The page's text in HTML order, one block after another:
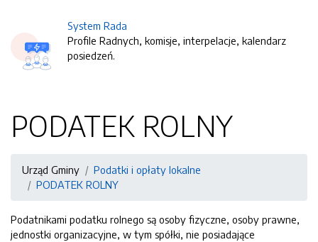
System Rada
Profile Radnych, komisje, interpelacje, kalendarz
posiedzeń.
PODATEK ROLNY
Urząd Gminy
Podatki i opłaty lokalne
PODATEK ROLNY
Podatnikami podatku rolnego są osoby fizyczne, osoby prawne,
jednostki organizacyjne, w tym spółki, nie posiadające